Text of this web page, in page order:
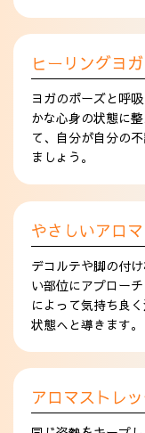
ヒーリングヨガ
ヨガのポーズと呼
かな心身の状態に
て、自分が自分の
ましょう。
やさしいアロ
デコルテや脚の付
い部位にアプロー
によって気持ち良
状態へと導きます。
アロマストレ